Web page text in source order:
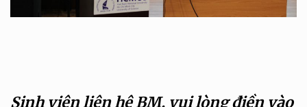
Sinh viên liên hệ BM, vui lòng điền vào